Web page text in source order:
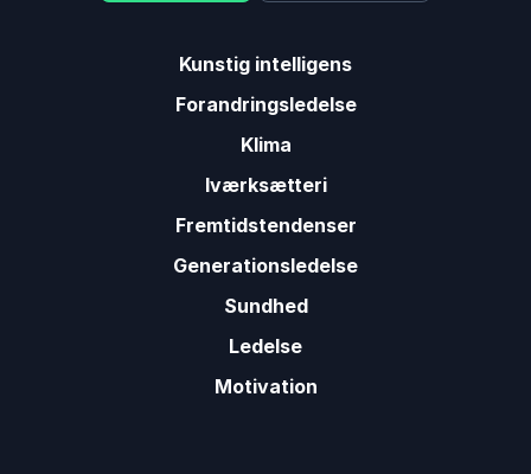
Kunstig intelligens
Forandringsledelse
Klima
Iværksætteri
Fremtidstendenser
Generationsledelse
Sundhed
Ledelse
Motivation